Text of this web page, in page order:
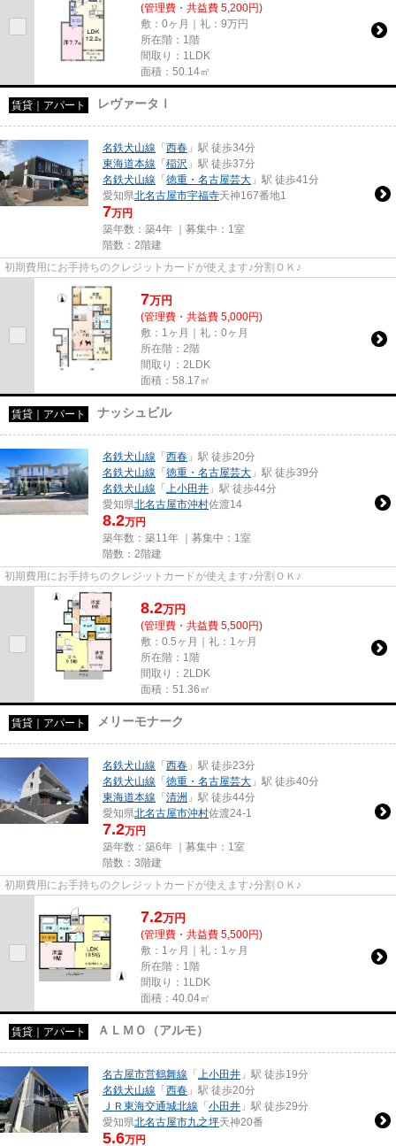
(管理費・共益費 5,200円)
敷：0ヶ月｜礼：9万円
所在階：1階
間取り：1LDK
面積：50.14㎡
賃貸｜アパート レヴァータⅠ
名鉄犬山線 「 西春 」駅 徒歩34分
東海道本線 「 稲沢 」駅 徒歩37分
名鉄犬山線 「 徳重・名古屋芸大 」駅 徒歩41分
愛知県北名古屋市宇福寺天神167番地1
7万円
築年数：築4年 ｜募集中： 1室
階数：2階建
初期費用にお手持ちのクレジットカードが使えます♪分割ＯＫ♪
7万円
(管理費・共益費 5,000円)
敷：1ヶ月｜礼：0ヶ月
所在階：2階
間取り：2LDK
面積：58.17㎡
賃貸｜アパート ナッシュビル
名鉄犬山線 「 西春 」駅 徒歩20分
名鉄犬山線 「 徳重・名古屋芸大 」駅 徒歩39分
名鉄犬山線 「 上小田井 」駅 徒歩44分
愛知県北名古屋市沖村佐渡14
8.2万円
築年数：築11年 ｜募集中： 1室
階数：2階建
初期費用にお手持ちのクレジットカードが使えます♪分割ＯＫ♪
8.2万円
(管理費・共益費 5,500円)
敷：0.5ヶ月｜礼：1ヶ月
所在階：1階
間取り：2LDK
面積：51.36㎡
賃貸｜アパート メリーモナーク
名鉄犬山線 「 西春 」駅 徒歩23分
名鉄犬山線 「 徳重・名古屋芸大 」駅 徒歩40分
東海道本線 「 清洲 」駅 徒歩44分
愛知県北名古屋市沖村佐渡24-1
7.2万円
築年数：築6年 ｜募集中： 1室
階数：3階建
初期費用にお手持ちのクレジットカードが使えます♪分割ＯＫ♪
7.2万円
(管理費・共益費 5,500円)
敷：1ヶ月｜礼：1ヶ月
所在階：1階
間取り：1LDK
面積：40.04㎡
賃貸｜アパート ＡＬＭＯ（アルモ）
名古屋市営鶴舞線 「 上小田井 」駅 徒歩19分
名鉄犬山線 「 西春 」駅 徒歩20分
ＪＲ東海交通城北線 「 小田井 」駅 徒歩29分
愛知県北名古屋市九之坪天神20番
5.6万円